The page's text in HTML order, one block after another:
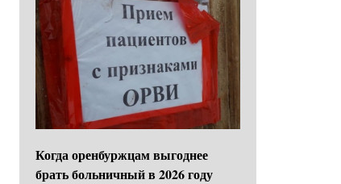
Когда оренбуржцам выгоднее
брать больничный в 2026 году